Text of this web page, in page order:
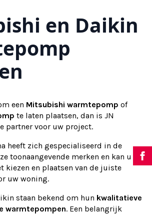
en Daikin
een Mitsubishi warmtepomp of
te laten plaatsen, dan is JN
partner voor uw project.
heeft zich gespecialiseerd in de
toonaangevende merken en kan u
kiezen en plaatsen van de juiste
uw woning.
staan bekend om hun kwalitatieve
warmtepompen. Een belangrijk